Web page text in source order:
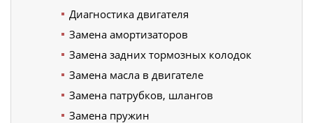
Диагностика двигателя
Замена амортизаторов
Замена задних тормозных колодок
Замена масла в двигателе
Замена патрубков, шлангов
Замена пружин